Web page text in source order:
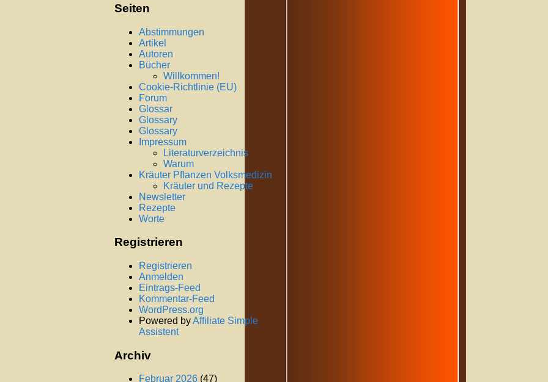
Seiten
Abstimmungen
Artikel
Autoren
Bücher
Willkommen!
Cookie-Richtlinie (EU)
Forum
Glossar
Glossary
Glossary
Impressum
Literaturverzeichnis
Warum
Kräuter Pflanzen Volksmedizin
Kräuter und Rezepte
Newsletter
Rezepte
Worte
Registrieren
Registrieren
Anmelden
Eintrags-Feed
Kommentar-Feed
WordPress.org
Powered byAffiliate Simple
Assistent
Archiv
Februar 2026 (47)